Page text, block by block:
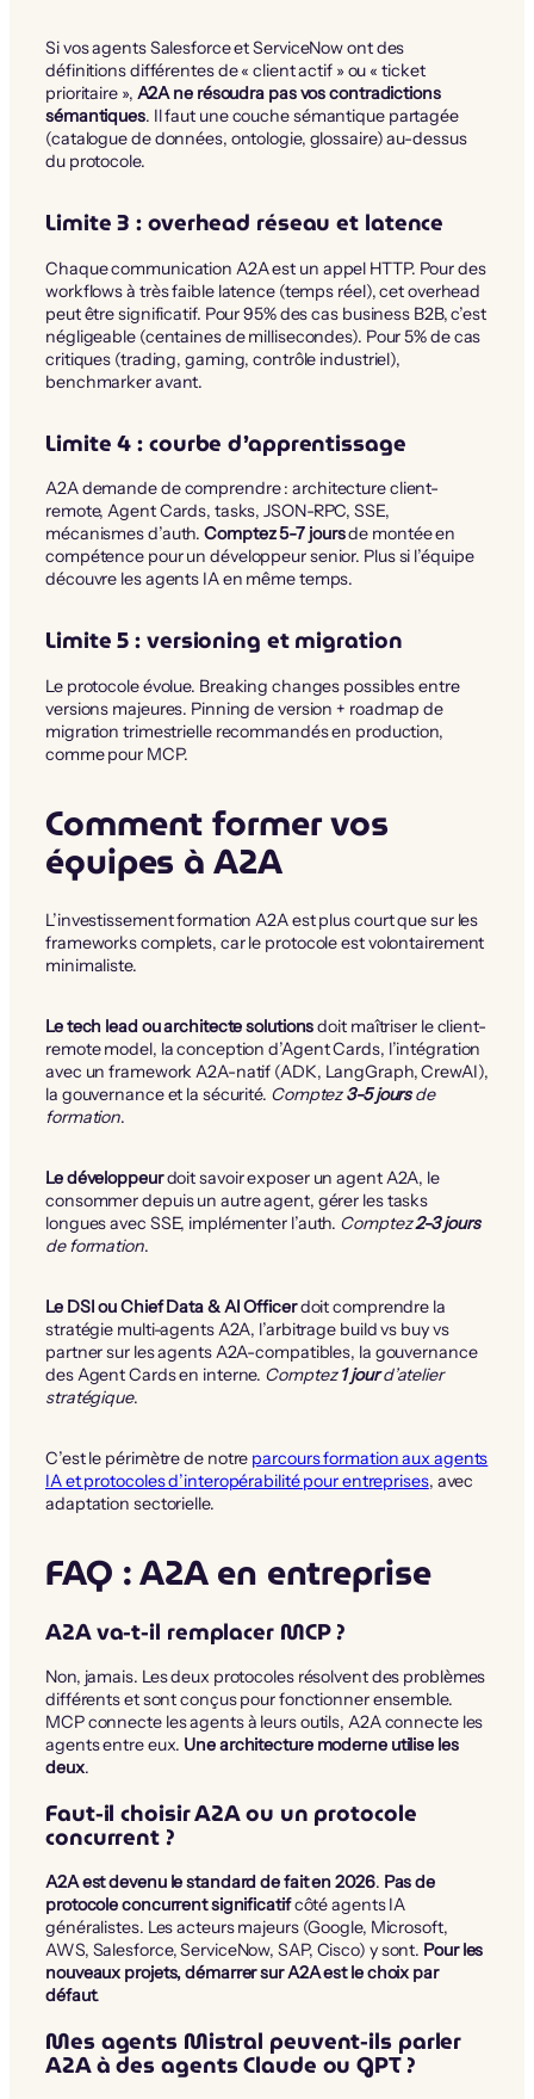
Si vos agents Salesforce et ServiceNow ont des
définitions différentes de « client actif » ou « ticket
prioritaire », A2A ne résoudra pas vos contradictions
sémantiques. Il faut une couche sémantique partagée
(catalogue de données, ontologie, glossaire) au-dessus
du protocole.
Limite 3 : overhead réseau et latence
Chaque communication A2A est un appel HTTP. Pour des
workflows à très faible latence (temps réel), cet overhead
peut être significatif. Pour 95% des cas business B2B, c’est
négligeable (centaines de millisecondes). Pour 5% de cas
critiques (trading, gaming, contrôle industriel),
benchmarker avant.
Limite 4 : courbe d’apprentissage
A2A demande de comprendre : architecture client-
remote, Agent Cards, tasks, JSON-RPC, SSE,
mécanismes d’auth.Comptez 5-7 joursde montée en
compétence pour un développeur senior. Plus si l’équipe
découvre les agents IA en même temps.
Limite 5 : versioning et migration
Le protocole évolue. Breaking changes possibles entre
versions majeures. Pinning de version + roadmap de
migration trimestrielle recommandés en production,
comme pour MCP.
Comment former vos
équipes à A2A
L’investissement formation A2A est plus court que sur les
frameworks complets, car le protocole est volontairement
minimaliste.
Le tech lead ou architecte solutionsdoit maîtriser le client-
remote model, la conception d’Agent Cards, l’intégration
avec un framework A2A-natif (ADK, LangGraph, CrewAI),
la gouvernance et la sécurité. Comptez3-5 joursde
formation.
Le développeurdoit savoir exposer un agent A2A, le
consommer depuis un autre agent, gérer les tasks
longues avec SSE, implémenter l’auth. Comptez2-3 jours
de formation.
Le DSI ou Chief Data & AI Officerdoit comprendre la
stratégie multi-agents A2A, l’arbitrage build vs buy vs
partner sur les agents A2A-compatibles, la gouvernance
des Agent Cards en interne. Comptez1 jourd’atelier
stratégique.
C’est le périmètre de notre parcours formation aux agents
IA et protocoles d’interopérabilité pour entreprises, avec
adaptation sectorielle.
FAQ : A2A en entreprise
A2A va-t-il remplacer MCP ?
Non, jamais. Les deux protocoles résolvent des problèmes
différents et sont conçus pour fonctionner ensemble.
MCP connecte les agents à leurs outils, A2A connecte les
agents entre eux. Une architecture moderne utilise les
deux.
Faut-il choisir A2A ou un protocole
concurrent ?
A2A est devenu le standard de fait en 2026. Pas de
protocole concurrent significatifcôté agents IA
généralistes. Les acteurs majeurs (Google, Microsoft,
AWS, Salesforce, ServiceNow, SAP, Cisco) y sont. Pour les
nouveaux projets, démarrer sur A2A est le choix par
défaut.
Mes agents Mistral peuvent-ils parler
A2A à des agents Claude ou GPT ?